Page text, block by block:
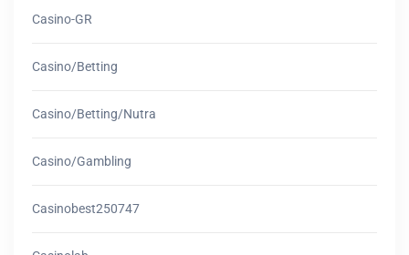
Casino-GR
Casino/betting
Casino/betting/nutra
Casino/gambling
Casinobest250747